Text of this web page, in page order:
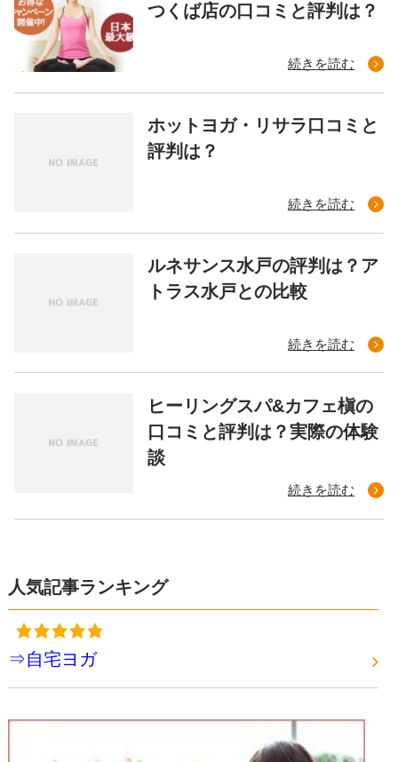
つくば店の口コミと評判は？
続きを読む
ホットヨガ・リサラ口コミと
評判は？
続きを読む
ルネサンス水戸の評判は？ア
トラス水戸との比較
続きを読む
ヒーリングスパ&カフェ槇の
口コミと評判は？実際の体験
談
続きを読む
人気記事ランキング
⇒自宅ヨガ